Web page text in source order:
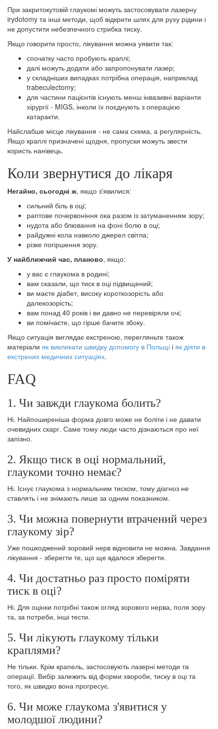
При закритокутовій глаукомі можуть застосовувати лазерну
irydotomy та інші методи, щоб відкрити шлях для руху рідини і
не допустити небезпечного стрибка тиску.
Якщо говорити просто, лікування можна уявити так:
спочатку часто пробують краплі;
далі можуть додати або запропонувати лазер;
у складніших випадках потрібна операція, наприклад
trabeculectomy;
для частини пацієнтів існують менш інвазивні варіанти
хірургії - MIGS, інколи їх поєднують з операцією
катаракти.
Найслабше місце лікування - не сама схема, а регулярність.
Якщо краплі призначені щодня, пропуски можуть звести
користь нанівець.
Коли звернутися до лікаря
Негайно, сьогодні ж, якщо з'явилися:
сильний біль в оці;
раптове почервоніння ока разом із затуманенням зору;
нудота або блювання на фоні болю в оці;
райдужні кола навколо джерел світла;
різке погіршення зору.
У найближчий час, планово, якщо:
у вас є глаукома в родині;
вам сказали, що тиск в оці підвищений;
ви маєте діабет, високу короткозорість або
далекозорість;
вам понад 40 років і ви давно не перевіряли очі;
ви помічаєте, що гірше бачите збоку.
Якщо ситуація виглядає екстреною, перегляньте також
матеріали як викликати швидку допомогу в Польщі і як діяти в
екстрених медичних ситуаціях.
FAQ
1. Чи завжди глаукома болить?
Ні. Найпоширеніша форма довго може не боліти і не давати
очевидних скарг. Саме тому люди часто дізнаються про неї
запізно.
2. Якщо тиск в оці нормальний,
глаукоми точно немає?
Ні. Існує глаукома з нормальним тиском, тому діагноз не
ставлять і не знімають лише за одним показником.
3. Чи можна повернути втрачений через
глаукому зір?
Уже пошкоджений зоровий нерв відновити не можна. Завдання
лікування - зберегти те, що ще вдалося зберегти.
4. Чи достатньо раз просто поміряти
тиск в оці?
Ні. Для оцінки потрібні також огляд зорового нерва, поля зору
та, за потреби, інші тести.
5. Чи лікують глаукому тільки
краплями?
Не тільки. Крім крапель, застосовують лазерні методи та
операції. Вибір залежить від форми хвороби, тиску в оці та
того, як швидко вона прогресує.
6. Чи може глаукома з'явитися у
молодшої людини?